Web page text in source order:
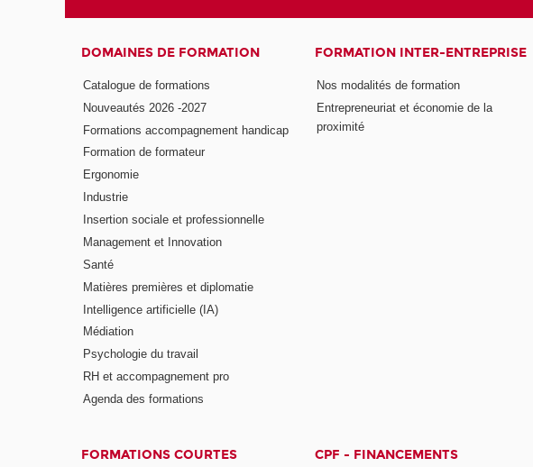
DOMAINES DE FORMATION
Catalogue de formations
Nouveautés 2026 -2027
Formations accompagnement handicap
Formation de formateur
Ergonomie
Industrie
Insertion sociale et professionnelle
Management et Innovation
Santé
Matières premières et diplomatie
Intelligence artificielle (IA)
Médiation
Psychologie du travail
RH et accompagnement pro
Agenda des formations
FORMATION INTER-ENTREPRISE
Nos modalités de formation
Entrepreneuriat et économie de la
proximité
FORMATIONS COURTES CPF - FINANCEMENTS